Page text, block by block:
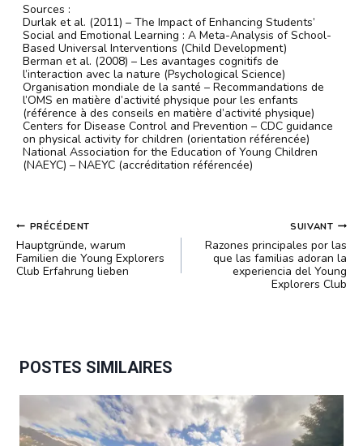
Sources :
Durlak et al. (2011) – The Impact of Enhancing Students’
Social and Emotional Learning : A Meta-Analysis of School-
Based Universal Interventions (Child Development)
Berman et al. (2008) – Les avantages cognitifs de
l’interaction avec la nature (Psychological Science)
Organisation mondiale de la santé – Recommandations de
l’OMS en matière d’activité physique pour les enfants
(référence à des conseils en matière d’activité physique)
Centers for Disease Control and Prevention – CDC guidance
on physical activity for children (orientation référencée)
National Association for the Education of Young Children
(NAEYC) – NAEYC (accréditation référencée)
NAVIGATION
DE
L’ARTICLE
PRÉCÉDENT
Hauptgründe, warum
Familien die Young Explorers
Club Erfahrung lieben
SUIVANT
Razones principales por las
que las familias adoran la
experiencia del Young
Explorers Club
POSTES SIMILAIRES